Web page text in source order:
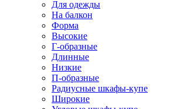
Для одежды
На балкон
Форма
Высокие
Г-образные
Длинные
Низкие
П-образные
Радиусные шкафы-купе
Широкие